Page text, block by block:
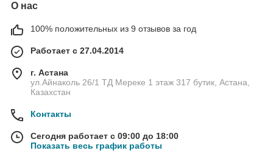
О нас
100% положительных из 9 отзывов за год
Работает с 27.04.2014
г. Астана
ул.Айнаколь 26/1 ТД Мереке 1 этаж 317 бутик, Астана,
Казахстан
Контакты
Сегодня работает с 09:00 до 18:00
Показать весь график работы